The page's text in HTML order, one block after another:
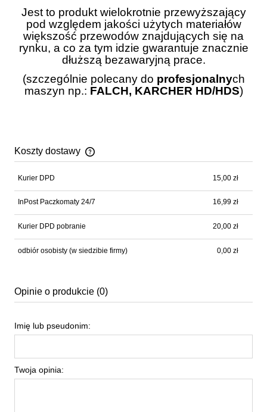
Jest to produkt wielokrotnie przewyższający
pod względem jakości użytych materiałów
większość przewodów znajdujących się na
rynku, a co za tym idzie gwarantuje znacznie
dłuższą bezawaryjną prace.
(szczególnie polecany do profesjonalnych
maszyn np.: FALCH, KARCHER HD/HDS)
Koszty dostawy
Cena nie zawiera ewentualnych kosztów płatności
Kurier DPD 15,00 zł
InPost Paczkomaty 24/7 16,99 zł
Kurier DPD pobranie 20,00 zł
odbiór osobisty (w siedzibie firmy) 0,00 zł
Opinie o produkcie (0)
Imię lub pseudonim:
Twoja opinia: